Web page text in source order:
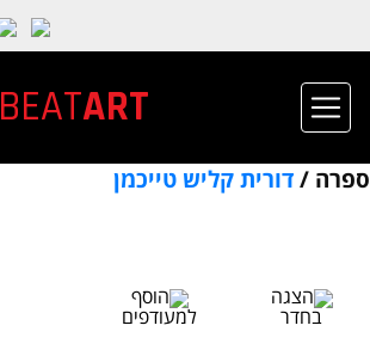
ART
BEAT
ספרה /דורית קליש טייכמן
הצגה
בחדר
הוסף
למעודפים